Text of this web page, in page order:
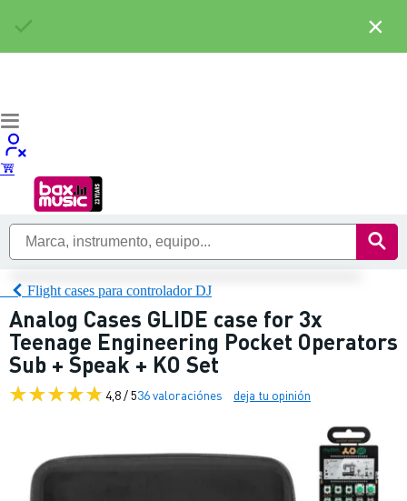
Flight cases para controlador DJ
Analog Cases GLIDE case for 3x
Teenage Engineering Pocket Operators
Sub + Speak + KO Set
4,8 / 536 valoraciónes deja tu opinión
×